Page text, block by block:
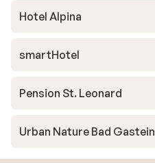
Hotel Alpina
smartHotel
Pension St. Leonard
Urban Nature Bad Gastein